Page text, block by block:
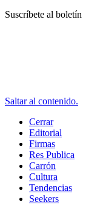
Suscríbete al boletín
Saltar al contenido.
Cerrar
Editorial
Firmas
Res Publica
Carrón
Cultura
Tendencias
Seekers